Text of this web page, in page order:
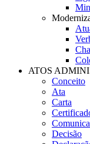
ATOS
Conceito
Ata
Carta
Decisão